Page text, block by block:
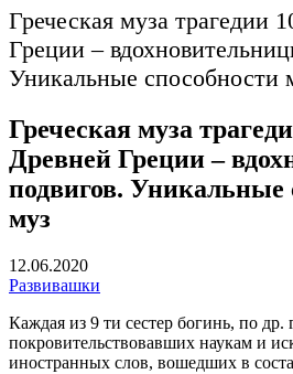
Греческая муза трагедии
Греции –
Уникальные способности
Греческая муза
Древней Греции –
подвигов. Уникальные
муз
12.06.2020
Развивашки
Каждая из 9 ти сестер богинь, по
покровительствовавших наукам и
иностранных слов, вошедших в